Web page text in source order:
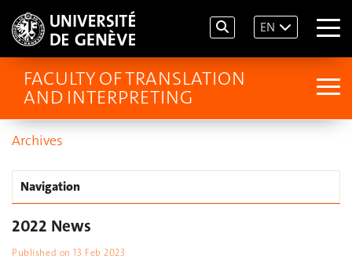
EN
FACULTY OF TRANSLATION
AND INTERPRETING
Archives
Navigation
2022 News
Published on13 Feb 2023